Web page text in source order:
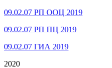
09.02.07 РП ООЦ 2019
09.02.07 РП ПЦ 2019
09.02.07 ГИА 2019
2020